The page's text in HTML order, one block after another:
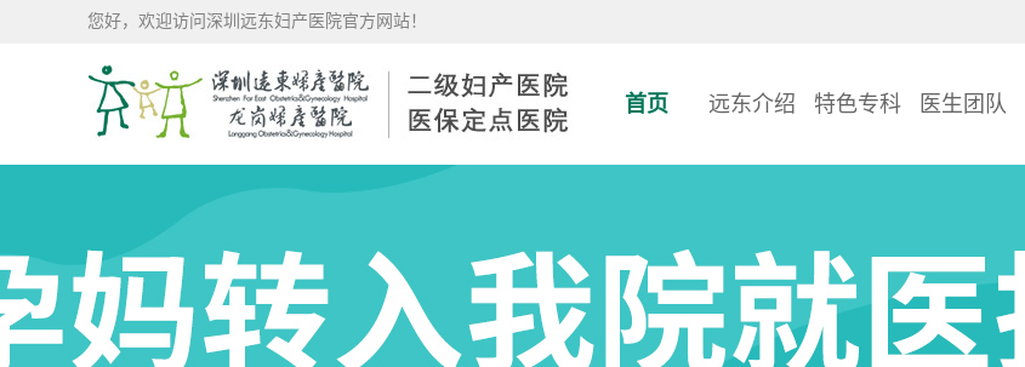
您好，欢迎访问深圳远东妇产医院官方网站！
首页 远东介绍 特色专科 医生团队